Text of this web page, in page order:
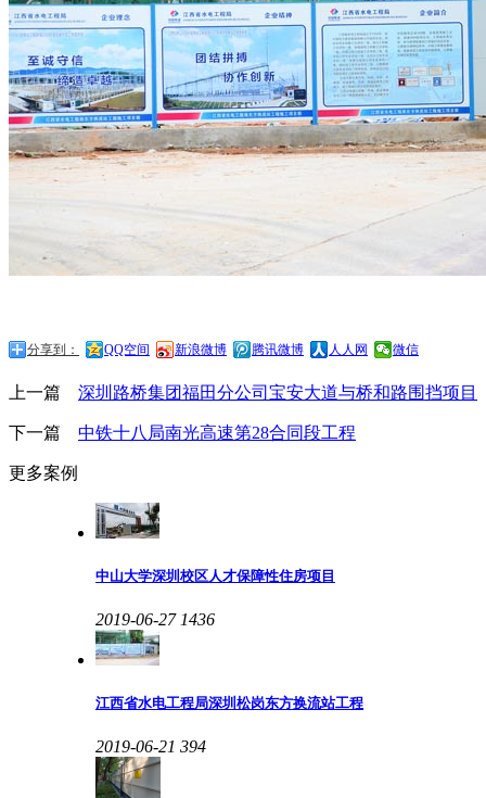
分享到： QQ空间 新浪微博 腾讯微博 人人网 微信
上一篇 深圳路桥集团福田分公司宝安大道与桥和路围挡项目
下一篇 中铁十八局南光高速第28合同段工程
更多案例
中山大学深圳校区人才保障性住房项目
2019-06-27 1436
江西省水电工程局深圳松岗东方换流站工程
2019-06-21 394